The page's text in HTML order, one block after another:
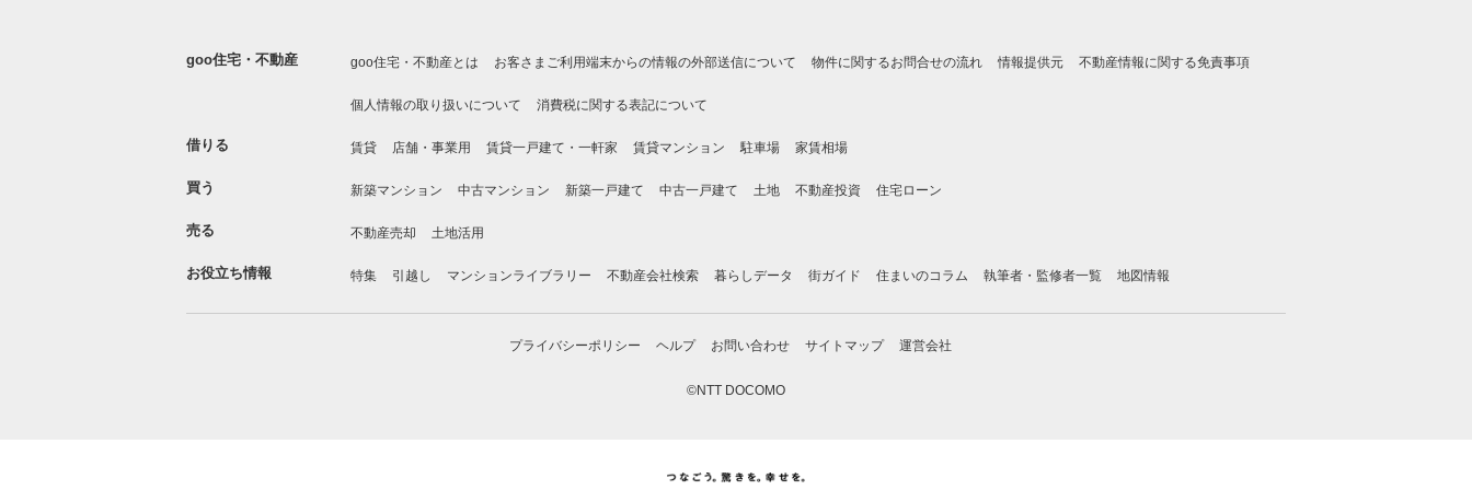
goo住宅・不動産 goo住宅・不動産とは お客さまご利用端末からの情報の外部送信について 物件に関するお問合せの流れ 情報提供元 不動産情報に関する免責事項
個人情報の取り扱いについて 消費税に関する表記について
借りる 賃貸 店舗・事業用 賃貸一戸建て・一軒家 賃貸マンション 駐車場 家賃相場
買う 新築マンション 中古マンション 新築一戸建て 中古一戸建て 土地 不動産投資 住宅ローン
売る 不動産売却 土地活用
お役立ち情報 特集 引越し マンションライブラリー 不動産会社検索 暮らしデータ 街ガイド 住まいのコラム 執筆者・監修者一覧 地図情報
プライバシーポリシー ヘルプ お問い合わせ サイトマップ 運営会社
©NTT DOCOMO